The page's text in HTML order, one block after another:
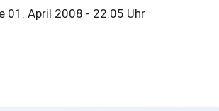
01. April 2008 - 22.05 Uhr